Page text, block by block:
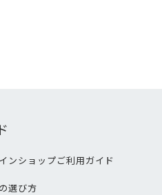
ンショップご利用ガイド
選び方